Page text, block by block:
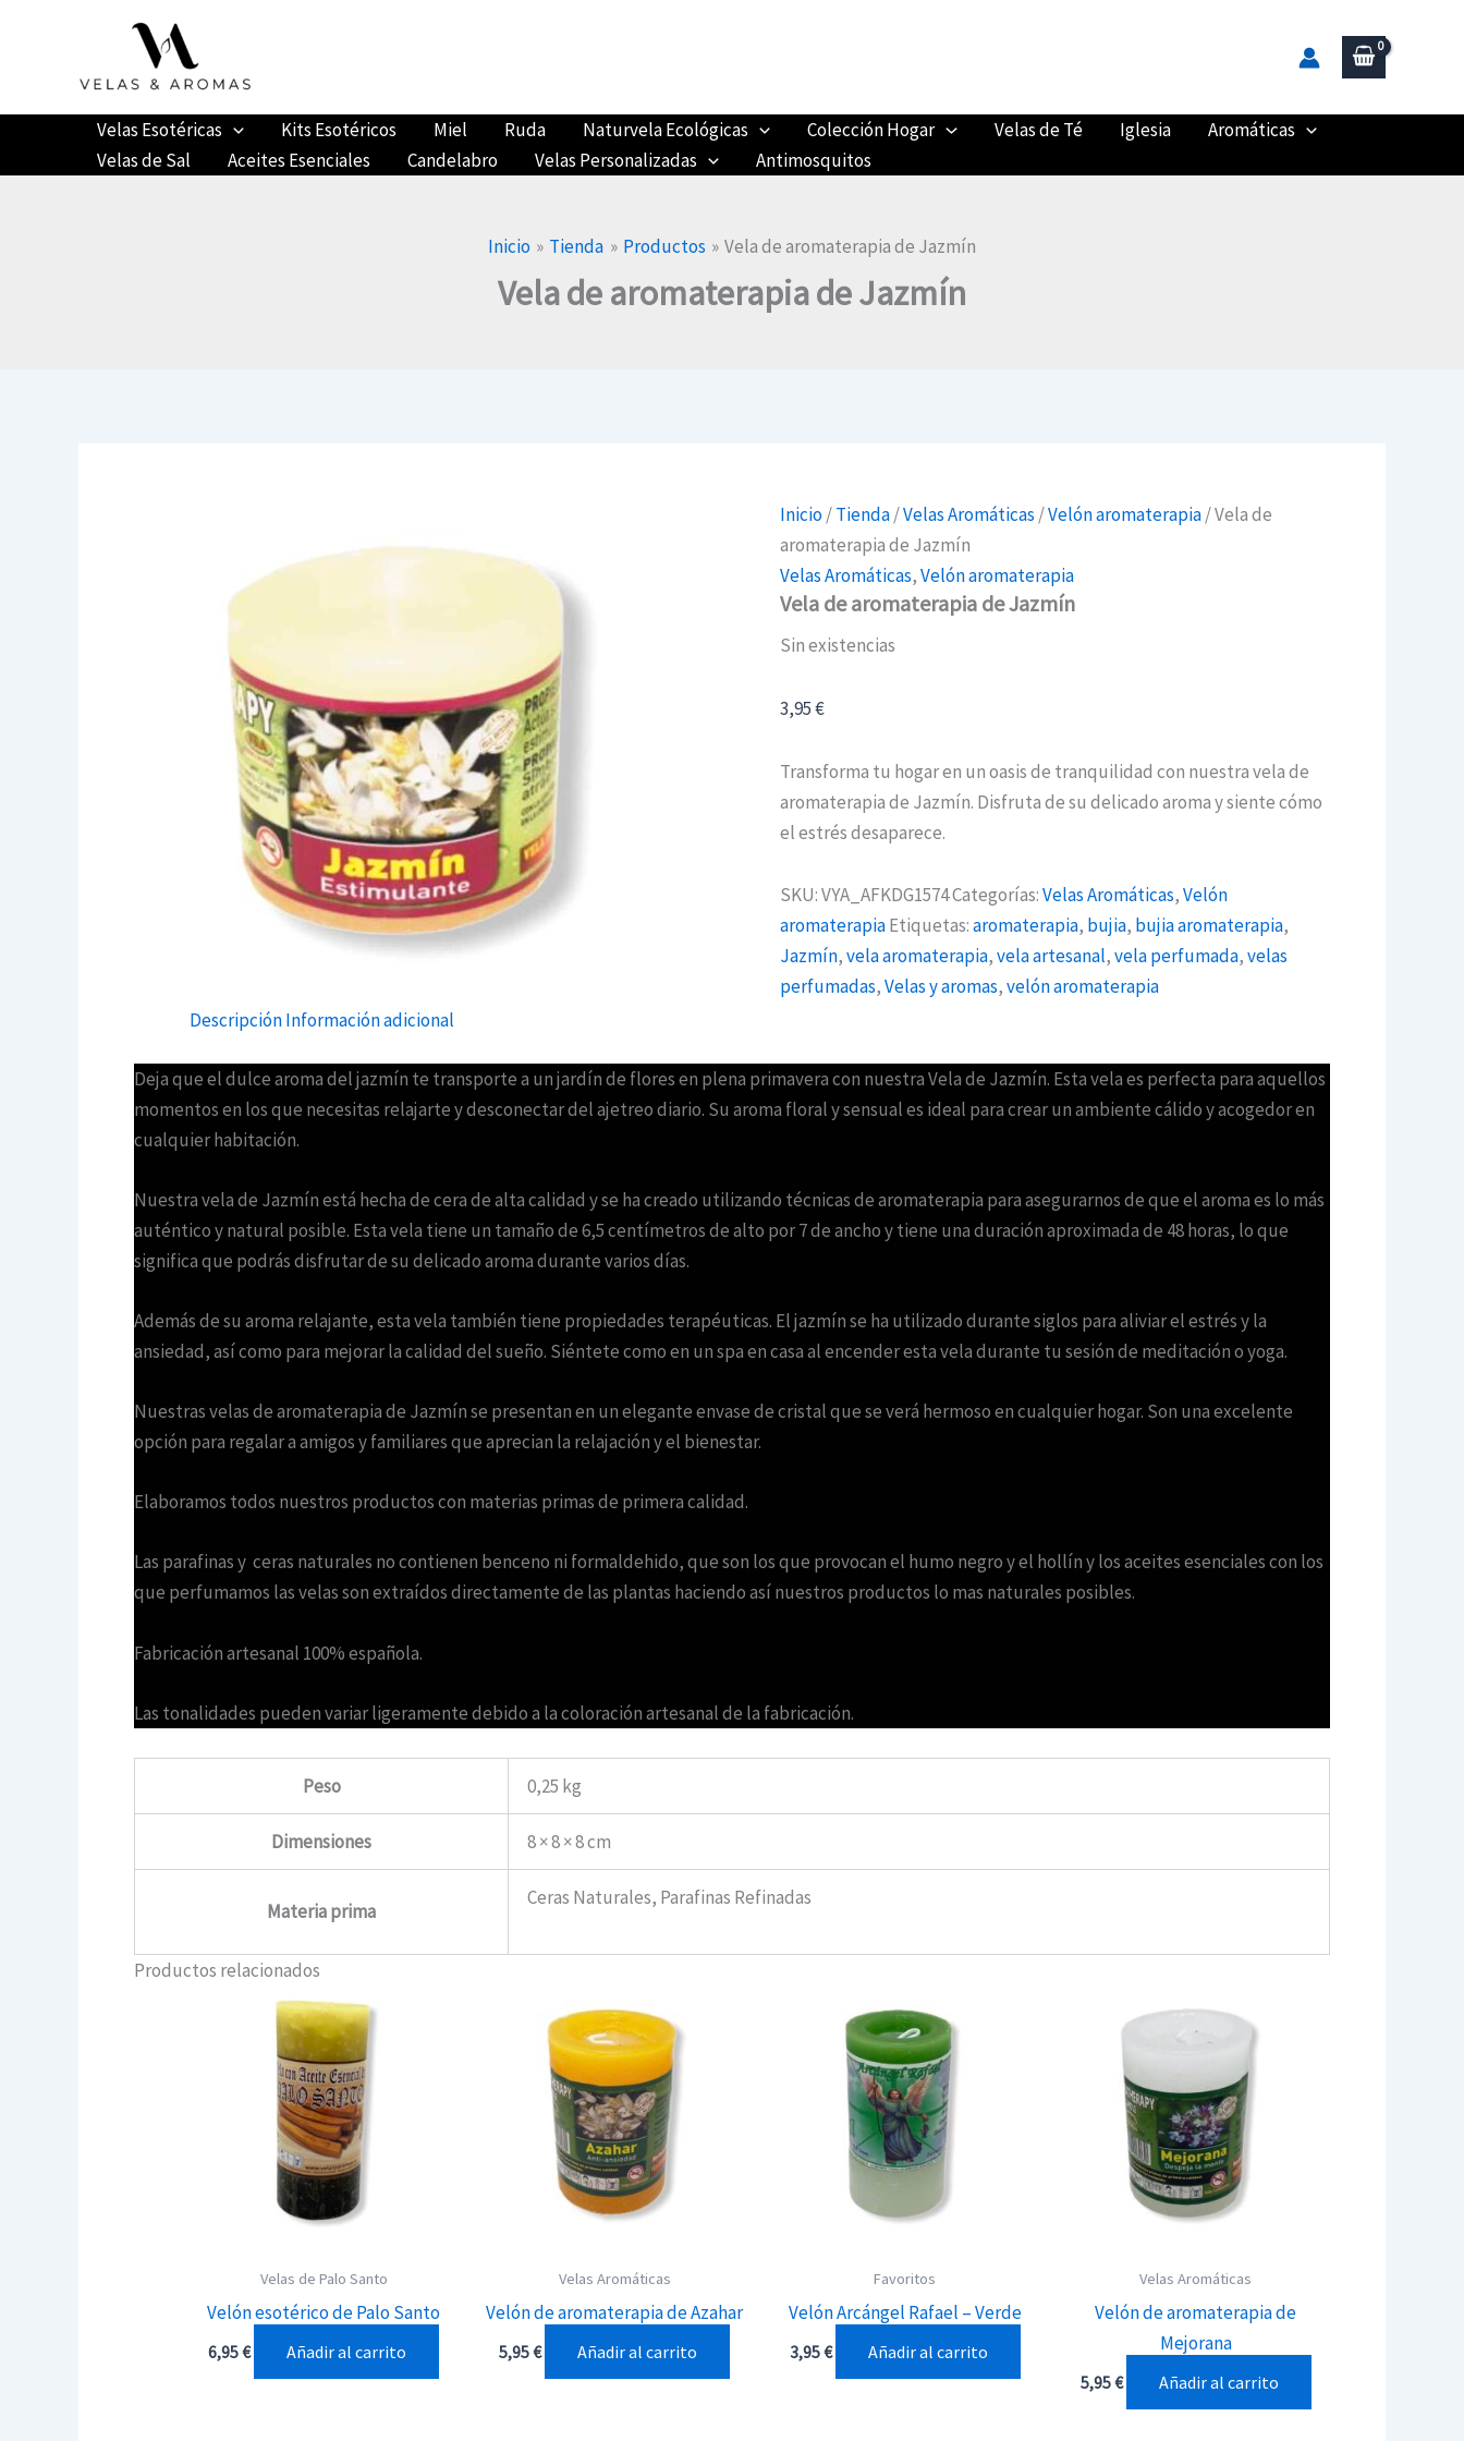
Velas Esotéricas Kits Esotéricos Miel Ruda Naturvela Ecológicas Colección Hogar Velas de Té Iglesia
Aromáticas
Velas de Sal
Aceites Esenciales Candelabro Velas Personalizadas Antimosquitos
Inicio Tienda Productos Vela de aromaterapia de Jazmín
Vela de aromaterapia de Jazmín
Inicio/Tienda/Velas Aromáticas /Velón aromaterapia/ Vela de
aromaterapia de Jazmín
Velas Aromáticas,Velón aromaterapia
Vela de aromaterapia de Jazmín
Sin existencias
3,95€
Transforma tu hogar en un oasis de tranquilidad con nuestra vela de
aromaterapia de Jazmín. Disfruta de su delicado aroma y siente cómo
el estrés desaparece.
SKU:VYA_AFKDG1574Categorías:Velas Aromáticas,Velón
aromaterapiaEtiquetas:aromaterapia, bujia, bujia aromaterapia,
Jazmín,vela aromaterapia,vela artesanal,vela perfumada,velas
perfumadas,Velas y aromas,velón aromaterapia
DescripciónInformación adicional
Deja que el dulce aroma del jazmín te transporte a un jardín de flores en plena primavera con nuestra Vela de Jazmín. Esta vela es perfecta para aquellos
momentos en los que necesitas relajarte y desconectar del ajetreo diario. Su aroma floral y sensual es ideal para crear un ambiente cálido y acogedor en
cualquier habitación.
Nuestra vela de Jazmín está hecha de cera de alta calidad y se ha creado utilizando técnicas de aromaterapia para asegurarnos de que el aroma es lo más
auténtico y natural posible. Esta vela tiene un tamaño de 6,5 centímetros de alto por 7 de ancho y tiene una duración aproximada de 48 horas, lo que
significa que podrás disfrutar de su delicado aroma durante varios días.
Además de su aroma relajante, esta vela también tiene propiedades terapéuticas. El jazmín se ha utilizado durante siglos para aliviar el estrés y la
ansiedad, así como para mejorar la calidad del sueño. Siéntete como en un spa en casa al encender esta vela durante tu sesión de meditación o yoga.
Nuestras velas de aromaterapia de Jazmín se presentan en un elegante envase de cristal que se verá hermoso en cualquier hogar. Son una excelente
opción para regalar a amigos y familiares que aprecian la relajación y el bienestar.
Elaboramos todos nuestros productos con materias primas de primera calidad.
Las parafinas y ceras naturales no contienen benceno ni formaldehido, que son los que provocan el humo negro y el hollín y los aceites esenciales con los
que perfumamos las velas son extraídos directamente de las plantas haciendo así nuestros productos lo mas naturales posibles.
Fabricación artesanal 100% española.
Las tonalidades pueden variar ligeramente debido a la coloración artesanal de la fabricación.
Peso 0,25 kg
Dimensiones 8 × 8 × 8 cm
Materia prima
Ceras Naturales, Parafinas Refinadas
Productos relacionados
Velas de Palo Santo
Velón esotérico de Palo Santo
6,95€ Añadir al carrito
Velas Aromáticas
Velón de aromaterapia de Azahar
5,95€ Añadir al carrito
Favoritos
Velón Arcángel Rafael – Verde
3,95€ Añadir al carrito
Velas Aromáticas
Velón de aromaterapia de
Mejorana
5,95€ Añadir al carrito